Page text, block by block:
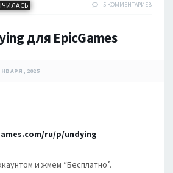
5 КОММЕНТАРИЕВ
для EpicGames
2025
ru/p/undying
и жмем “Бесплатно”.